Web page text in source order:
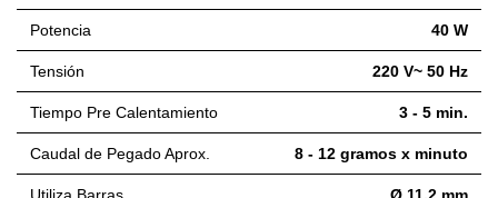
Potencia 40 W
Tensión 220 V~ 50 Hz
Tiempo Pre Calentamiento 3 - 5 min.
Caudal de Pegado Aprox. 8 - 12 gramos x minuto